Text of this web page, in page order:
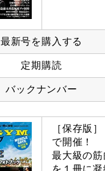
最新号を購入する
定期購読
バックナンバー
［保存版
で開催！
最大級の